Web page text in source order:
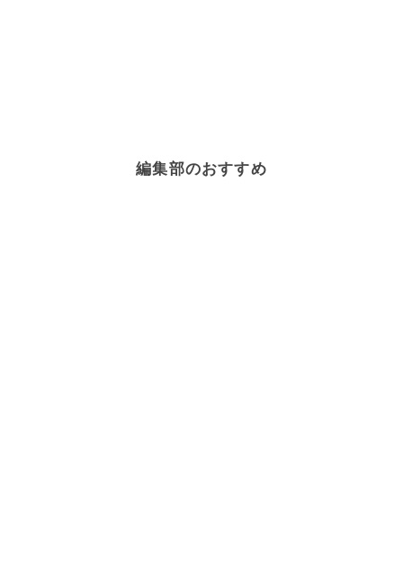
編集部のおすすめ